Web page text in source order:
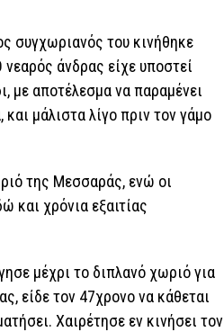
συγχωριανός του κινήθηκε
άνδρας είχε υποστεί
με αποτέλεσμα να παραμένει
μάλιστα λίγο πριν τον γάμο
της Μεσσαράς, ενώ οι
και χρόνια εξαιτίας
μέχρι το διπλανό χωριό για
είδε τον 47χρονο να κάθεται
Χαιρέτησε εν κινήσει τον